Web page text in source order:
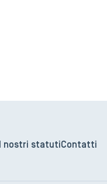
I nostri statutiContatti